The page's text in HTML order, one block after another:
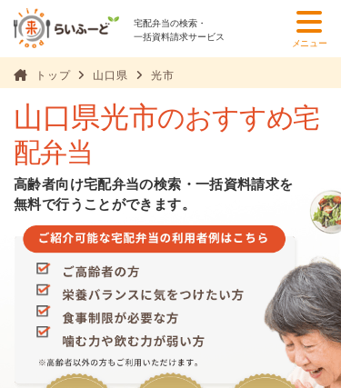
宅配弁当の検索・
一括資料請求サービス
メニュー
トップ 山口県 光市
山口県光市のおすすめ宅
配弁当
高齢者向け宅配弁当の検索・一括資料請求を
無料で行うことができます。